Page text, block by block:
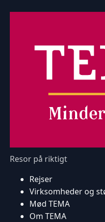
Resor på riktigt
Rejser
Virksomheder og
Mød TEMA
Om TEMA